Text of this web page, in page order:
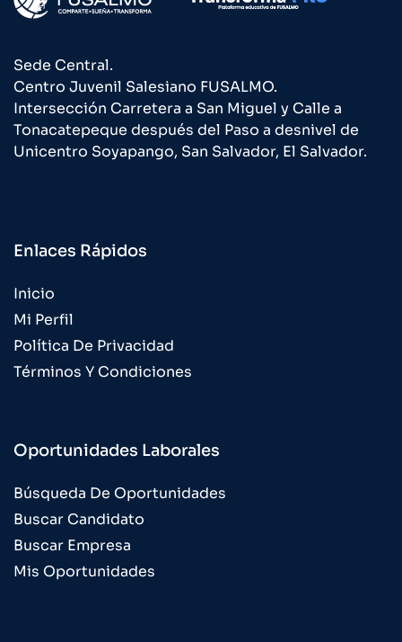
Sede Central.
Centro Juvenil Salesiano FUSALMO.
Intersección Carretera a San Miguel y Calle a
Tonacatepeque después del Paso a desnivel de
Unicentro Soyapango, San Salvador, El Salvador.
Enlaces Rápidos
Inicio
Mi Perfil
Política De Privacidad
Términos Y Condiciones
Oportunidades Laborales
Búsqueda De Oportunidades
Buscar Candidato
Buscar Empresa
Mis Oportunidades